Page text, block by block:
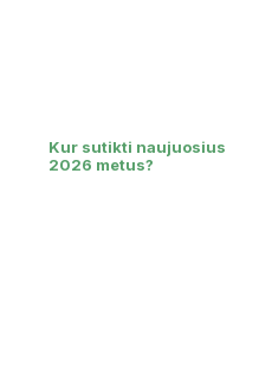
Kur sutikti naujuosius
2026 metus?